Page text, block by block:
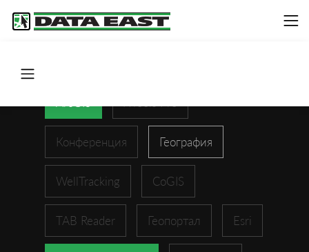
Конференция География
WellTracking CoGIS
TAB Reader Геопортал Esri